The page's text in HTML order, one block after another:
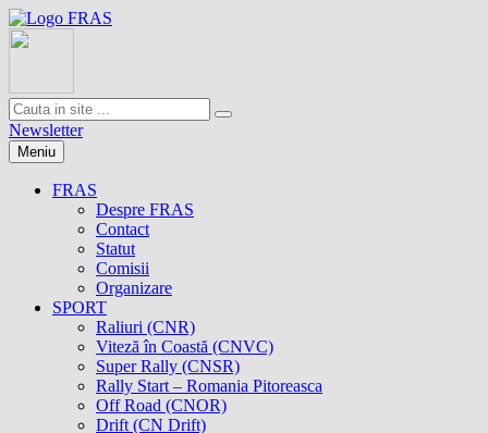
Newsletter
Meniu
FRAS
Despre FRAS
Contact
Statut
Comisii
Organizare
SPORT
Raliuri (CNR)
Viteză în Coastă (CNVC)
Super Rally (CNSR)
Rally Start – Romania Pitoreasca
Off Road (CNOR)
Drift (CN Drift)